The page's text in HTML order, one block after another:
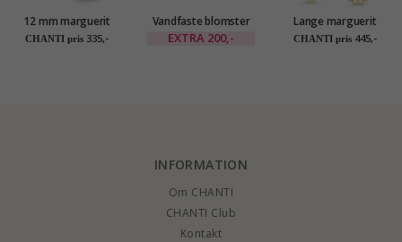
12 mm marguerit
ørestikker i forgyldt
CHANTI pris 335,-
Vandfaste blomster
øreringe i forgyldt
EXTRA 200,-
Lange marguerit
ørestikker i forgyldt
CHANTI pris 445,-
INFORMATION
Om CHANTI
CHANTI Club
Kontakt